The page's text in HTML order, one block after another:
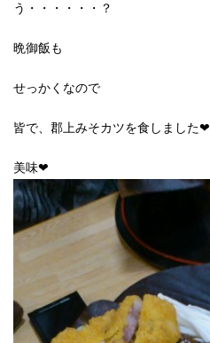
う・・・・・・？
晩御飯も
せっかくなので
皆で、郡上みそカツを食しました❤
美味❤